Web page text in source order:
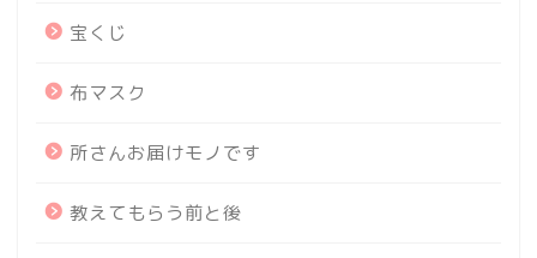
宝くじ
布マスク
所さんお届けモノです
教えてもらう前と後